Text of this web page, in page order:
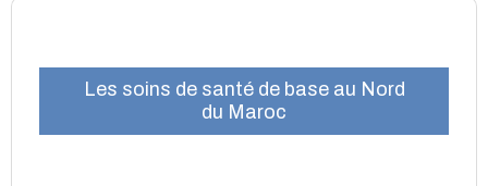
Les soins de santé de base au Nord
du Maroc